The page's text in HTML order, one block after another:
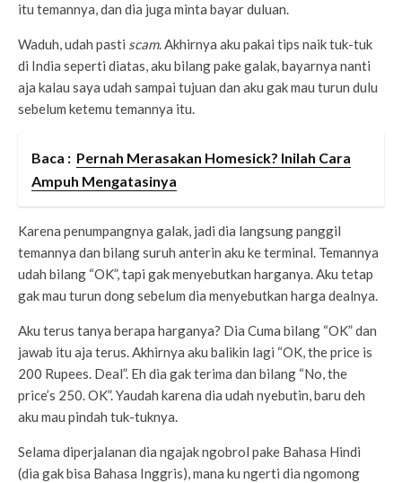
itu temannya, dan dia juga minta bayar duluan.
Waduh, udah pasti scam. Akhirnya aku pakai tips naik tuk-tuk
di India seperti diatas, aku bilang pake galak, bayarnya nanti
aja kalau saya udah sampai tujuan dan aku gak mau turun dulu
sebelum ketemu temannya itu.
Baca : Pernah Merasakan Homesick? Inilah Cara
Ampuh Mengatasinya
Karena penumpangnya galak, jadi dia langsung panggil
temannya dan bilang suruh anterin aku ke terminal. Temannya
udah bilang “OK”, tapi gak menyebutkan harganya. Aku tetap
gak mau turun dong sebelum dia menyebutkan harga dealnya.
Aku terus tanya berapa harganya? Dia Cuma bilang “OK” dan
jawab itu aja terus. Akhirnya aku balikin lagi “OK, the price is
200 Rupees. Deal”. Eh dia gak terima dan bilang “No, the
price’s 250. OK”. Yaudah karena dia udah nyebutin, baru deh
aku mau pindah tuk-tuknya.
Selama diperjalanan dia ngajak ngobrol pake Bahasa Hindi
(dia gak bisa Bahasa Inggris), mana ku ngerti dia ngomong